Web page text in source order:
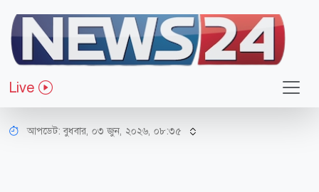
Live
আন্তর্জাতিক
মিশরের মরুভূমিতে বিশ্বের দীর্ঘতম
চালকবিহীন মনোরেল
আপডেট: বুধবার, ০৩ জুন, ২০২৬, ০৮:৩৫